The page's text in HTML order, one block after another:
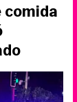
comida